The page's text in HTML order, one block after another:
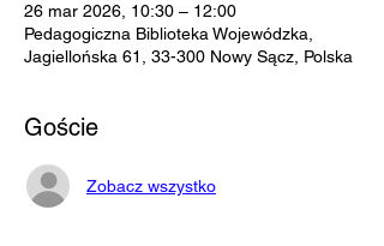
26 mar 2026, 10:30 – 12:00
Pedagogiczna Biblioteka Wojewódzka,
Jagiellońska 61, 33-300 Nowy Sącz, Polska
Goście
Zobacz wszystko